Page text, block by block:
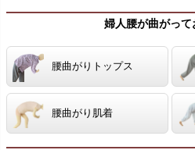
婦人腰が曲がって
腰曲がりトップス
腰曲がり肌着